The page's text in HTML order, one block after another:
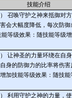
技能介绍
召唤守护之神来抵御对
会大幅度降低，每次防
等级效果：随技能等级
让神圣的力量环绕在自
身的防御力的比率将伤害
加技能等级效果：随技
利用守护之神的力量，